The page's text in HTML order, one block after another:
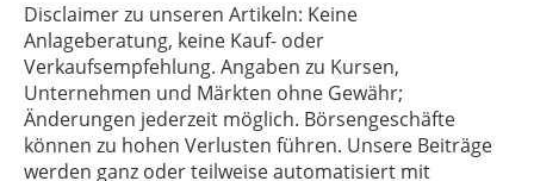
Disclaimer zu unseren Artikeln: Keine
Anlageberatung, keine Kauf- oder
Verkaufsempfehlung. Angaben zu Kursen,
Unternehmen und Märkten ohne Gewähr;
Änderungen jederzeit möglich. Börsengeschäfte
können zu hohen Verlusten führen. Unsere Beiträge
werden ganz oder teilweise automatisiert mit